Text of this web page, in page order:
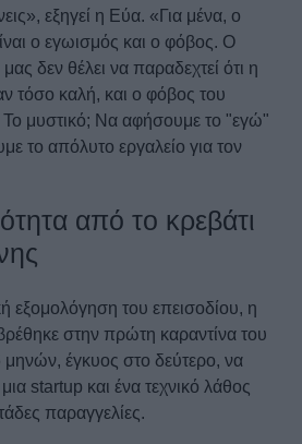
εξηγεί η Εύα. «Για μένα, ο
ο εγωισμός και ο φόβος. Ο
δεν θέλει να παραδεχτεί ότι η
τόσο καλή, και ο φόβος του
μυστικό; Να αφήσουμε το "εγώ"
το απόλυτο εργαλείο για τον
από το κρεβάτι
εξομολόγηση του επεισοδίου, η
στην πρώτη καραντίνα του
έγκυος στο δεύτερο, να
μια startup και ένα τεχνικό λάθος
παραγγελίες.